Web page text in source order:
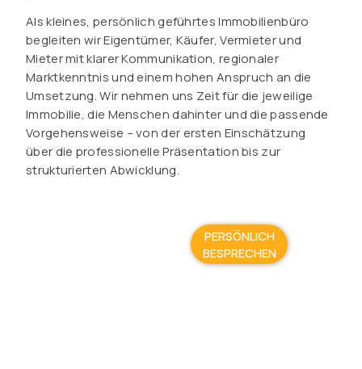
Als kleines, persönlich geführtes Immobilienbüro
begleiten wir Eigentümer, Käufer, Vermieter und
Mieter mit klarer Kommunikation, regionaler
Marktkenntnis und einem hohen Anspruch an die
Umsetzung. Wir nehmen uns Zeit für die jeweilige
Immobilie, die Menschen dahinter und die passende
Vorgehensweise – von der ersten Einschätzung
über die professionelle Präsentation bis zur
strukturierten Abwicklung.
PERSÖNLICH
BESPRECHEN